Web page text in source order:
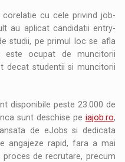
corelatie cu cele privind job-
au aplicat candidatii entry-
studii, pe primul loc se afla
este ocupat de muncitorii
decat studentii si muncitorii
disponibile peste 23.000 de
sunt deschise pe iajob.ro,
de eJobs si dedicata
angajeze rapid, fara a mai
de recrutare, precum